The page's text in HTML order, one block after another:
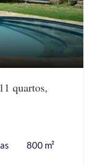
quartos,
800 m²